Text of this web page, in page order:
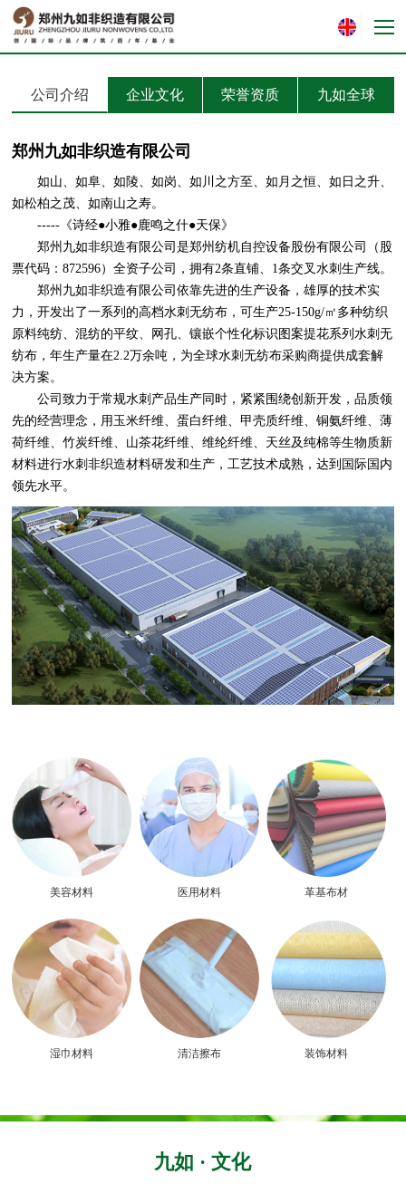
公司介绍 企业文化 荣誉资质 九如全球
郑州九如非织造有限公司
如山、如阜、如陵、如岗、如川之方至、如月之恒、如日之升、
如松柏之茂、如南山之寿。
-----《诗经●小雅●鹿鸣之什●天保》­­­­­
郑州九如非织造有限公司是郑州纺机自控设备股份有限公司（股
票代码：872596）全资子公司，拥有2条直铺、1条交叉水刺生产线。
郑州九如非织造有限公司依靠先进的生产设备，雄厚的技术实
力，开发出了一系列的高档水刺无纺布，可生产25-150g/㎡多种纺织
原料纯纺、混纺的平纹、网孔、镶嵌个性化标识图案提花系列水刺无
纺布，年生产量在2.2万余吨，为全球水刺无纺布采购商提供成套解
决方案。
公司致力于常规水刺产品生产同时，紧紧围绕创新开发，品质领
先的经营理念，用玉米纤维、蛋白纤维、甲壳质纤维、铜氨纤维、薄
荷纤维、竹炭纤维、山茶花纤维、维纶纤维、天丝及纯棉等生物质新
材料进行水刺非织造材料研发和生产，工艺技术成熟，达到国际国内
领先水平。
美容材料 医用材料 革基布材
湿巾材料 清洁擦布 装饰材料
九如 · 文化